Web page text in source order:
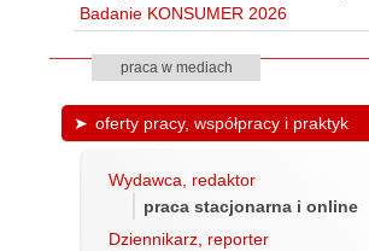
Badanie KONSUMER 2026
praca w mediach
oferty pracy, współpracy i praktyk
Wydawca, redaktor
praca stacjonarna i online
Dziennikarz, reporter